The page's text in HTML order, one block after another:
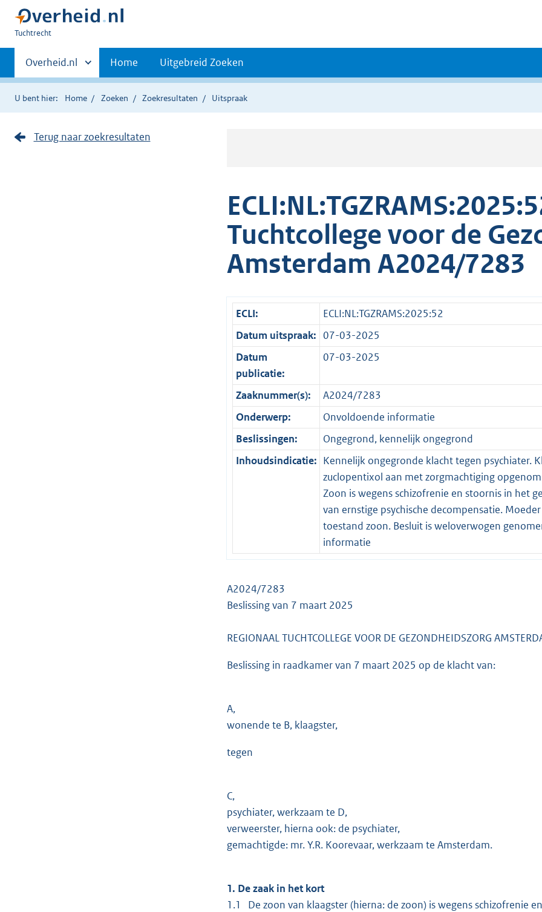
U
hier:
Tuchtrecht
Primaire
navigatie
Andere
sites
binnen
Overheid.nl Home Uitgebreid Zoeken
U bent hier: Home Zoeken Zoekresultaten Uitspraak
Tuchtcollege voor de
Amsterdam A2024/7283
ECLI:
ECLI:NL:TGZRAMS:2025:52
Datum uitspraak: 07-03-2025
Datum
publicatie:
07-03-2025
Zaaknummer(s):
A2024/7283
Onderwerp:
Onvoldoende informatie
Beslissingen:
Ongegrond, kennelijk ongegrond
Inhoudsindicatie: Kennelijk ongegronde klacht tegen psychiater.
zuclopentixol aan met zorgmachtiging
Zoon is wegens schizofrenie en stoornis in het
van ernstige psychische decompensatie.
toestand zoon. Besluit is weloverwogen
informatie
A2024/7283
Beslissing van 7 maart 2025
REGIONAAL TUCHTCOLLEGE VOOR DE GEZONDHEIDSZORG
Beslissing in raadkamer van 7 maart 2025 op de klacht van:
A,
wonende te B, klaagster,
tegen
C,
psychiater, werkzaam te D,
verweerster, hierna ook: de psychiater,
gemachtigde: mr. Y.R. Koorevaar, werkzaam te Amsterdam.
1. De zaak in het kort
1.1 De zoon van klaagster (hierna: de zoon) is wegens schizofrenie
Terug naar zoekresultaten